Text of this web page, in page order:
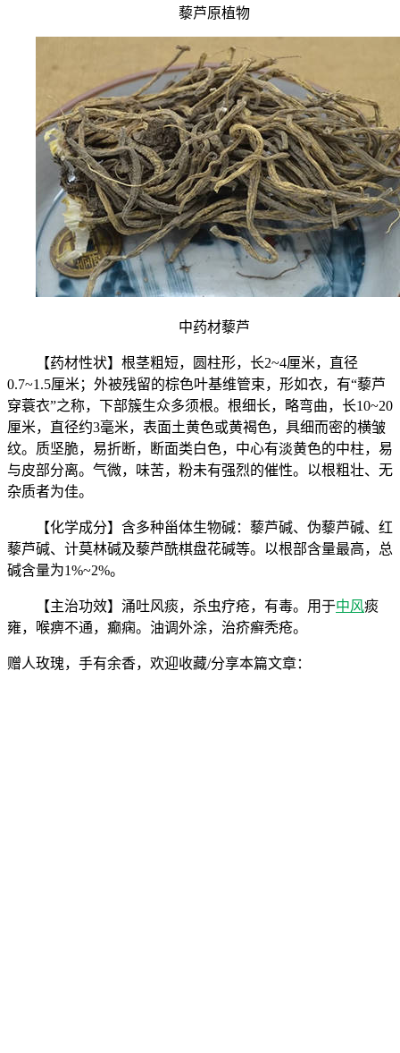
藜芦原植物
中药材藜芦
【药材性状】根茎粗短，圆柱形，长2~4厘米，直径
0.7~1.5厘米；外被残留的棕色叶基维管束，形如衣，有“藜芦
穿蓑衣”之称，下部簇生众多须根。根细长，略弯曲，长10~20
厘米，直径约3毫米，表面土黄色或黄褐色，具细而密的横皱
纹。质坚脆，易折断，断面类白色，中心有淡黄色的中柱，易
与皮部分离。气微，味苦，粉未有强烈的催性。以根粗壮、无
杂质者为佳。
【化学成分】含多种甾体生物碱：藜芦碱、伪藜芦碱、红
藜芦碱、计莫林碱及藜芦酰棋盘花碱等。以根部含量最高，总
碱含量为1%~2%。
【主治功效】涌吐风痰，杀虫疗疮，有毒。用于中风痰
雍，喉痹不通，癫痫。油调外涂，治疥癣秃疮。
赠人玫瑰，手有余香，欢迎收藏/分享本篇文章：